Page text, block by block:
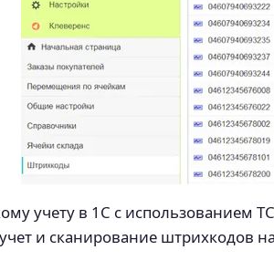
учету в 1С с использованием
и сканирование штрихкодов